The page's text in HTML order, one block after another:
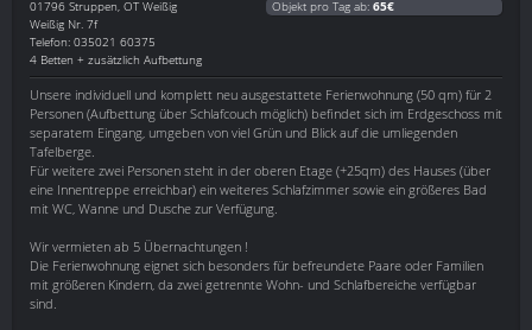
01796 Struppen, OT Weißig
Weißig Nr. 7f
Telefon: 035021 60375
4 Betten + zusätzlich Aufbettung
Objekt pro Tag ab: 65€
Unsere individuell und komplett neu ausgestattete Ferienwohnung (50 qm) für 2
Personen (Aufbettung über Schlafcouch möglich) befindet sich im Erdgeschoss mit
separatem Eingang, umgeben von viel Grün und Blick auf die umliegenden
Tafelberge.
Für weitere zwei Personen steht in der oberen Etage (+25qm) des Hauses (über
eine Innentreppe erreichbar) ein weiteres Schlafzimmer sowie ein größeres Bad
mit WC, Wanne und Dusche zur Verfügung.
Wir vermieten ab 5 Übernachtungen !
Die Ferienwohnung eignet sich besonders für befreundete Paare oder Familien
mit größeren Kindern, da zwei getrennte Wohn- und Schlafbereiche verfügbar
sind.